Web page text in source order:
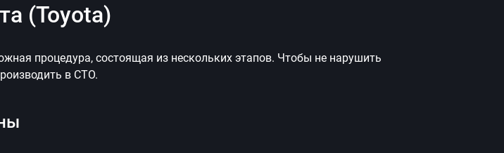
(Toyota)
процедура, состоящая из нескольких этапов. Чтобы не нарушить
в СТО.